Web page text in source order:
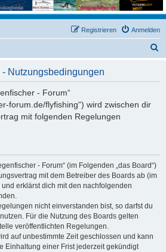
Anmelden
Registrieren
Nutzungsbedingungen
- Forum“
forum.de/flyfishing“) wird zwischen dir
mit folgenden Regelungen
- Forum“ (im Folgenden „das Board“)
mit dem Betreiber des Boards ab (im
und erklärst dich mit den nachfolgenden
nicht einverstanden bist, so darfst du
Für die Nutzung des Boards gelten
veröffentlichten Regelungen.
auf unbestimmte Zeit geschlossen und kann
Einhaltung einer Frist jederzeit gekündigt